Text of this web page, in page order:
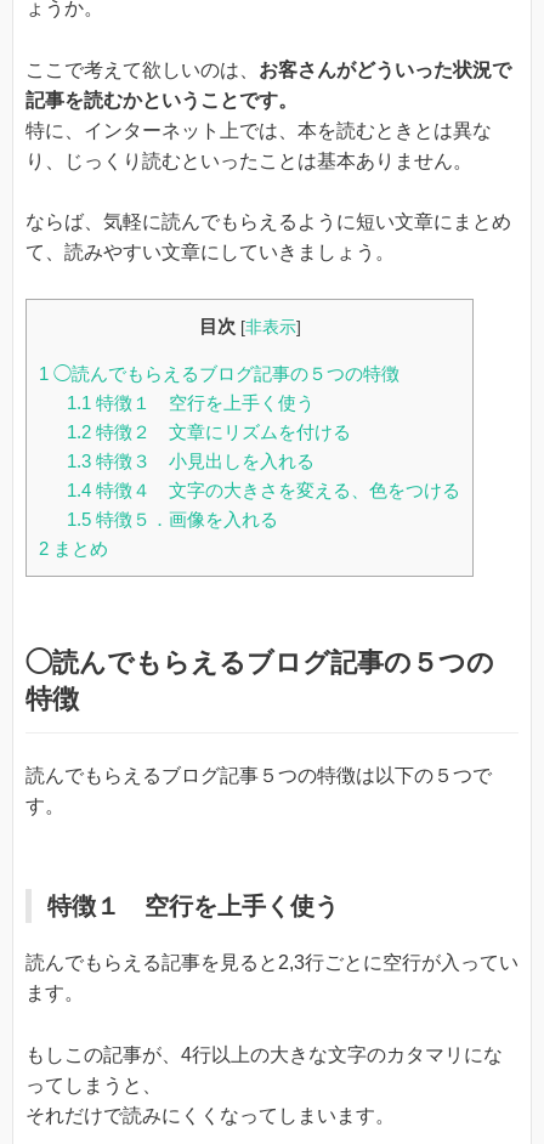
ょうか。
ここで考えて欲しいのは、 お客さんがどういった状況で
記事を読むかということです。
特に、インターネット上では、本を読むときとは異な
り、じっくり読むといったことは基本ありません。
ならば、気軽に読んでもらえるように短い文章にまとめ
て、読みやすい文章にしていきましょう。
目次 [非表示]
1 ◯読んでもらえるブログ記事の５つの特徴
1.1 特徴１ 空行を上手く使う
1.2特徴２ 文章にリズムを付ける
1.3特徴３ 小見出しを入れる
1.4特徴４ 文字の大きさを変える、色をつける
1.5特徴５．画像を入れる
2 まとめ
◯読んでもらえるブログ記事の５つの
特徴
読んでもらえるブログ記事５つの特徴は以下の５つで
す。
特徴１ 空行を上手く使う
読んでもらえる記事を見ると2,3行ごとに空行が入ってい
ます。
もしこの記事が、4行以上の大きな文字のカタマリにな
ってしまうと、
それだけで読みにくくなってしまいます。